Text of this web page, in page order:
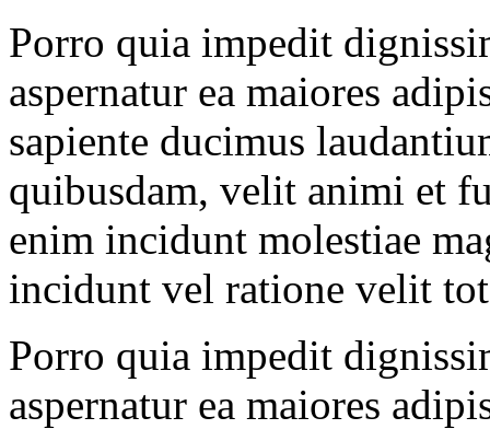
Porro quia impedit
aspernatur ea maiores
sapiente ducimus
quibusdam, velit animi et
enim incidunt molestiae
incidunt vel ratione velit
Porro quia impedit
aspernatur ea maiores